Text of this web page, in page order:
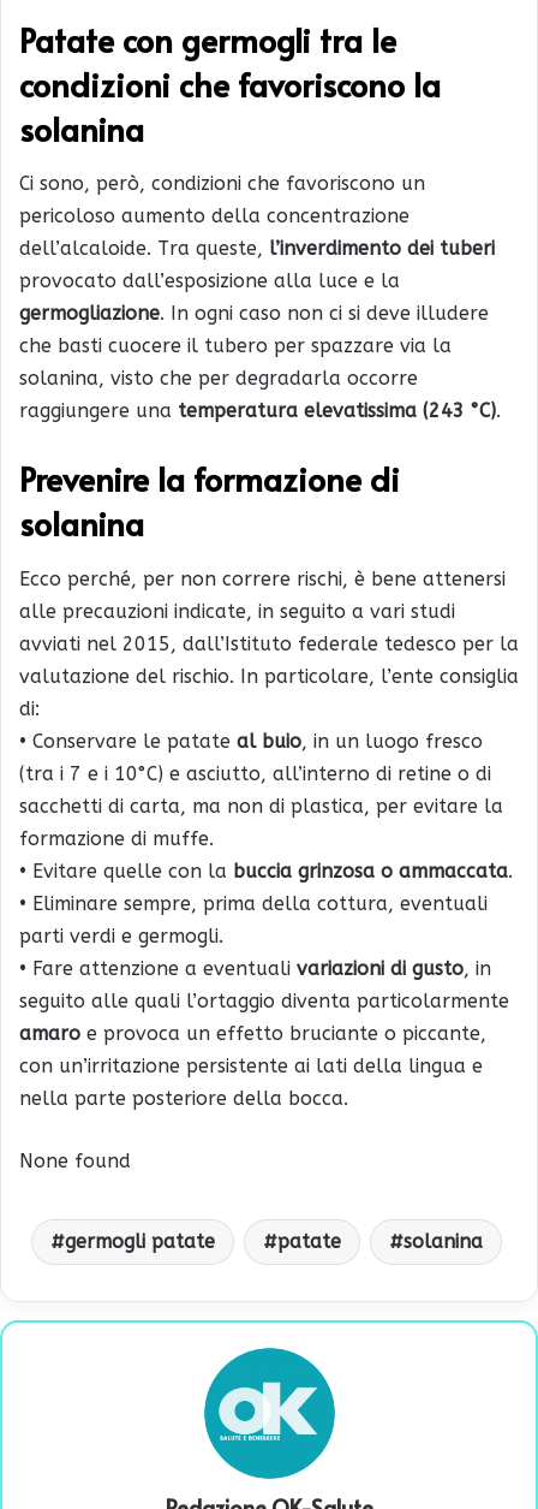
Patate con germogli tra le
condizioni che favoriscono la
solanina
Ci sono, però, condizioni che favoriscono un
pericoloso aumento della concentrazione
dell’alcaloide. Tra queste, l’inverdimento dei tuberi
provocato dall’esposizione alla luce e la
germogliazione. In ogni caso non ci si deve illudere
che basti cuocere il tubero per spazzare via la
solanina, visto che per degradarla occorre
raggiungere una temperatura elevatissima (243 °C).
Prevenire la formazione di
solanina
Ecco perché, per non correre rischi, è bene attenersi
alle precauzioni indicate, in seguito a vari studi
avviati nel 2015, dall’Istituto federale tedesco per la
valutazione del rischio. In particolare, l’ente consiglia
di:
• Conservare le patate al buio, in un luogo fresco
(tra i 7 e i 10°C) e asciutto, all’interno di retine o di
sacchetti di carta, ma non di plastica, per evitare la
formazione di muffe.
• Evitare quelle con la buccia grinzosa o ammaccata.
• Eliminare sempre, prima della cottura, eventuali
parti verdi e germogli.
• Fare attenzione a eventuali variazioni di gusto, in
seguito alle quali l’ortaggio diventa particolarmente
amaro e provoca un effetto bruciante o piccante,
con un’irritazione persistente ai lati della lingua e
nella parte posteriore della bocca.
None found
germogli patate patate solanina